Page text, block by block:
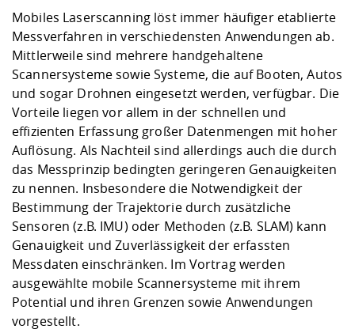
Study support
physik
Studying in
circumstances
Career Service
Teaching,
abroad
Downloads
International
Downloads
Cooperations
Contact
Equal
University
Management
Climate and
Protection
Friends
Committees and
Representations
Informatics /
Agriculture/
mistry
Mechanical
Business
Contact and approach
Quality Assurance
Mobiles Laserscanning löst immer häufiger etablierte
Messverfahren in verschiedensten Anwendungen ab.
Mittlerweile sind mehrere handgehaltene
Scannersysteme sowie Systeme, die auf Booten, Autos
und sogar Drohnen eingesetzt werden, verfügbar. Die
Vorteile liegen vor allem in der schnellen und
effizienten Erfassung großer Datenmengen mit hoher
Auflösung. Als Nachteil sind allerdings auch die durch
das Messprinzip bedingten geringeren Genauigkeiten
zu nennen. Insbesondere die Notwendigkeit der
Bestimmung der Trajektorie durch zusätzliche
Sensoren (z.B. IMU) oder Methoden (z.B. SLAM) kann
Genauigkeit und Zuverlässigkeit der erfassten
Messdaten einschränken. Im Vortrag werden
ausgewählte mobile Scannersysteme mit ihrem
Potential und ihren Grenzen sowie Anwendungen
vorgestellt.